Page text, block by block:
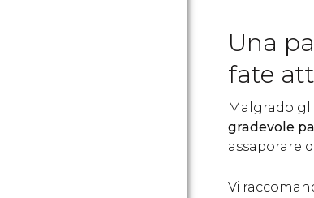
Una
fate
Malgrado
gradevole
assaporare
Vi